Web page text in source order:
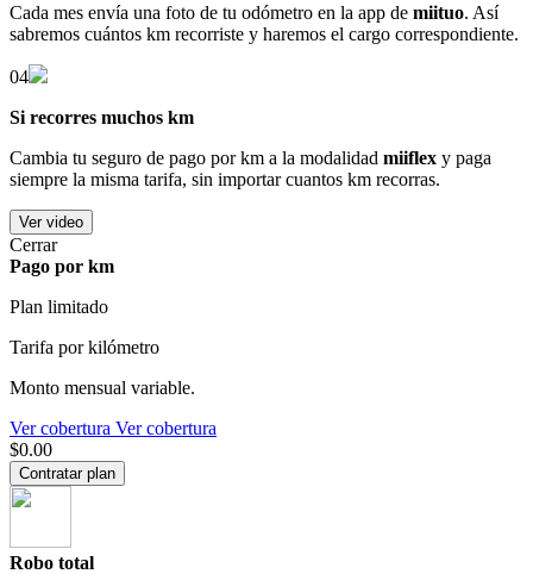
Cada mes envía una foto de tu odómetro en la app de miituo. Así
sabremos cuántos km recorriste y haremos el cargo correspondiente.
04
Si recorres muchos km
Cambia tu seguro de pago por km a la modalidad miiflex y paga
siempre la misma tarifa, sin importar cuantos km recorras.
Ver video
Cerrar
Pago por km
Plan limitado
Tarifa por kilómetro
Monto mensual variable.
Ver cobertura Ver cobertura
$0.00
Contratar plan
Robo total